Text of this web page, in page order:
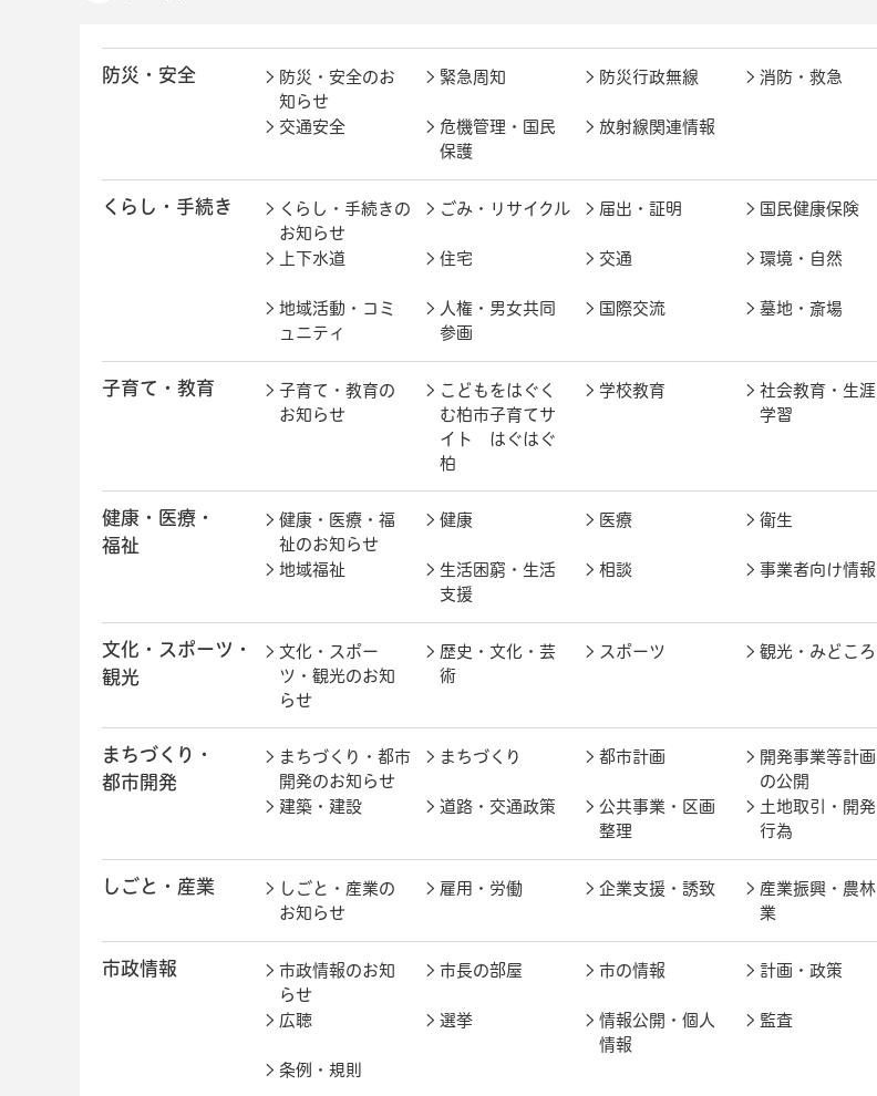
防災・安全
防災・安全のお
知らせ
緊急周知 防災行政無線 消防・救急
交通安全
危機管理・国民
保護
放射線関連情報
くらし・手続き
くらし・手続きの
お知らせ
ごみ・リサイクル 届出・証明 国民健康保険
上下水道 住宅 交通 環境・自然
地域活動・コミ
ュニティ
人権・男女共同
参画
国際交流 墓地・斎場
子育て・教育
子育て・教育の
お知らせ
こどもをはぐく
む柏市子育てサ
イト はぐはぐ
柏
学校教育
社会教育・生涯
学習
健康・医療・
福祉
健康・医療・福
祉のお知らせ
健康 医療 衛生
地域福祉
生活困窮・生活
支援
相談 事業者向け情報
文化・スポーツ・
観光
文化・スポー
ツ・観光のお知
らせ
歴史・文化・芸
術
スポーツ 観光・みどころ
まちづくり・
都市開発
まちづくり・都市
開発のお知らせ
まちづくり 都市計画
開発事業等計画
の公開
建築・建設 道路・交通政策
公共事業・区画
整理
土地取引・開発
行為
しごと・産業
しごと・産業の
お知らせ
雇用・労働 企業支援・誘致
産業振興・農林
業
市政情報
市政情報のお知
らせ
市長の部屋 市の情報 計画・政策
広聴 選挙
情報公開・個人
情報
監査
条例・規則